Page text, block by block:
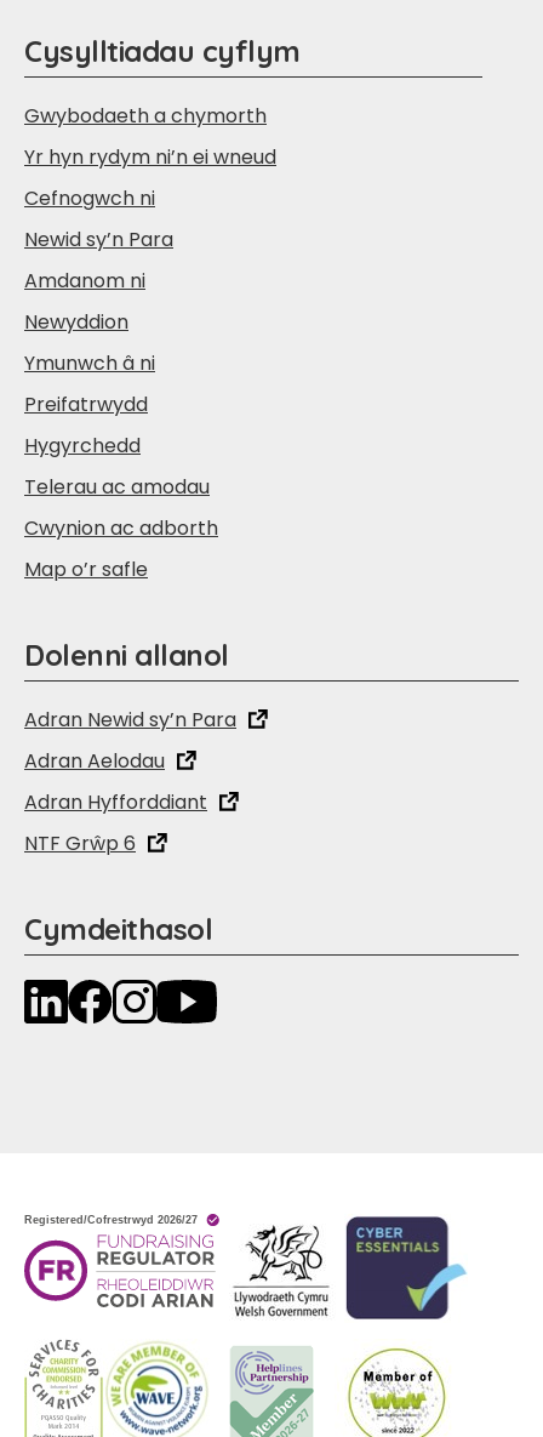
Cysylltiadau cyflym
Gwybodaeth a chymorth
Yr hyn rydym ni’n ei wneud
Cefnogwch ni
Newid sy’n Para
Amdanom ni
Newyddion
Ymunwch â ni
Preifatrwydd
Hygyrchedd
Telerau ac amodau
Cwynion ac adborth
Map o’r safle
Dolenni allanol
Adran Newid sy’n Para
Adran Aelodau
Adran Hyfforddiant
NTF Grŵp 6
Cymdeithasol
LinkedInFacebookInstagramYouTube